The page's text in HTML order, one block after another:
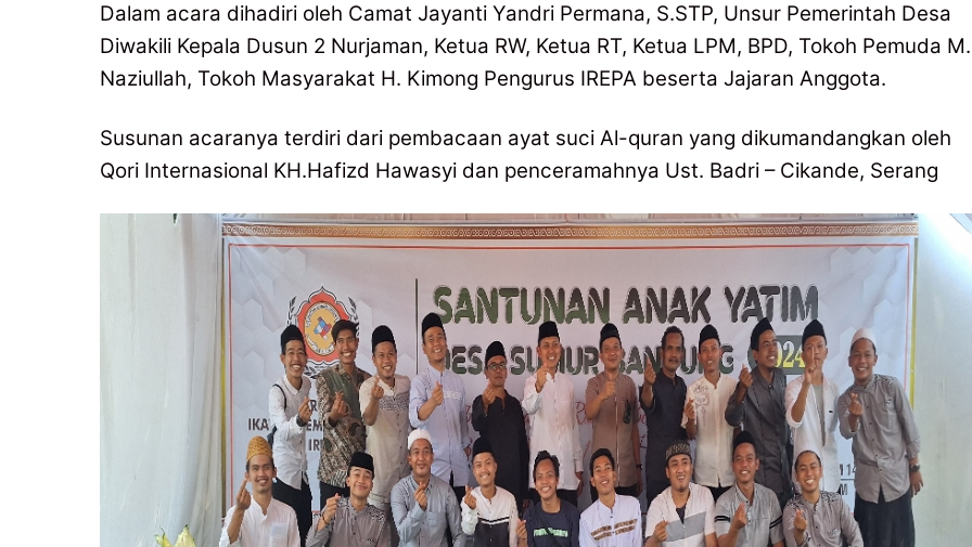
Dalam acara dihadiri oleh Camat Jayanti Yandri Permana, S.STP, Unsur Pemerintah Desa
Diwakili Kepala Dusun 2 Nurjaman, Ketua RW, Ketua RT, Ketua LPM, BPD, Tokoh Pemuda M.
Naziullah, Tokoh Masyarakat H. Kimong Pengurus IREPA beserta Jajaran Anggota.
Susunan acaranya terdiri dari pembacaan ayat suci Al-quran yang dikumandangkan oleh
Qori Internasional KH.Hafizd Hawasyi dan penceramahnya Ust. Badri – Cikande, Serang